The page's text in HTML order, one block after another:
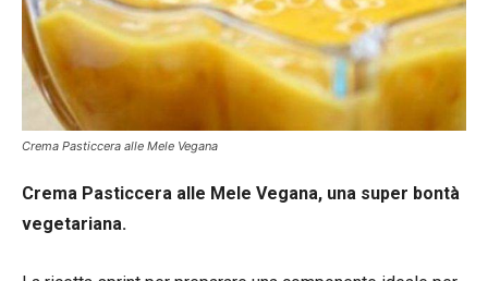
Crema Pasticcera alle Mele Vegana
Crema Pasticcera alle Mele Vegana, una super bontà
vegetariana.